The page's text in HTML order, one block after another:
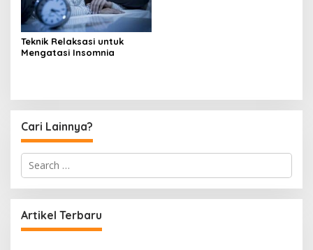
Teknik Relaksasi untuk
Mengatasi Insomnia
Cari Lainnya?
S
r
c
h
f
Artikel Terbaru